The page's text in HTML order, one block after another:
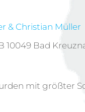
& Christian Müller
10049 Bad
mit größter